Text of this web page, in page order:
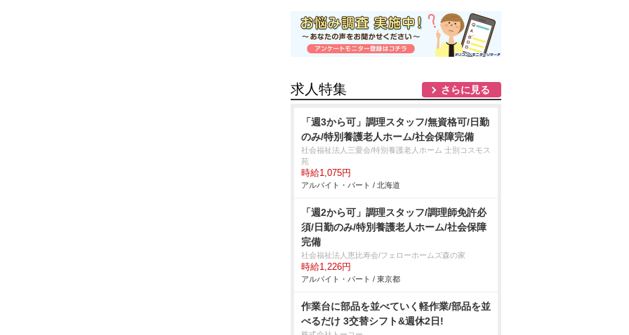
求人特集 さらに見る
「週3から可」調理スタッフ/無資格可/日勤
のみ/特別養護老人ホーム/社会保障完備
社会福祉法人三愛会/特別養護老人ホーム 士別コスモス
苑
時給1,075円
アルバイト・パート / 北海道
「週2から可」調理スタッフ/調理師免許必
須/日勤のみ/特別養護老人ホーム/社会保障
完備
社会福祉法人恵比寿会/フェローホームズ森の家
時給1,226円
アルバイト・パート / 東京都
作業台に部品を並べていく軽作業/部品を並
べるだけ 3交替シフト&週休2日!